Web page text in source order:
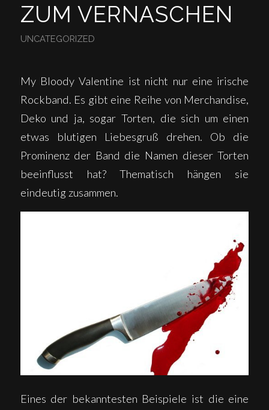
ZUM VERNASCHEN
UNCATEGORIZED
My Bloody Valentine ist nicht nur eine irische
Rockband. Es gibt eine Reihe von Merchandise,
Deko und ja, sogar Torten, die sich um einen
etwas blutigen Liebesgruß drehen. Ob die
Prominenz der Band die Namen dieser Torten
beeinflusst hat? Thematisch hängen sie
eindeutig zusammen.
Eines der bekanntesten Beispiele ist die eine